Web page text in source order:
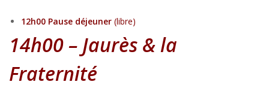
12h00 Pause déjeuner (libre)
14h00 – Jaurès & la
Fraternité